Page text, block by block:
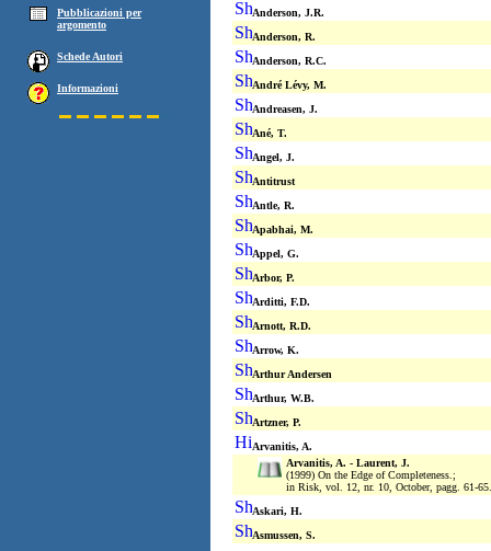
Pubblicazioni per
argomento
Schede Autori
Informazioni
Anderson, J.R.
Anderson, R.
Anderson, R.C.
André Lévy, M.
Andreasen, J.
Ané, T.
Angel, J.
Antitrust
Antle, R.
Apabhai, M.
Appel, G.
Arbor, P.
Arditti, F.D.
Arnott, R.D.
Arrow, K.
Arthur Andersen
Arthur, W.B.
Artzner, P.
Arvanitis, A.
Arvanitis, A. - Laurent, J.
(1999) On the Edge of Completeness.;
in Risk, vol. 12, nr. 10, October, pagg. 61-65.
Askari, H.
Asmussen, S.